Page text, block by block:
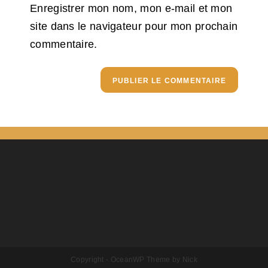
(optional)
Enregistrer mon nom, mon e-mail et mon
site dans le navigateur pour mon prochain
commentaire.
Copyright - OceanWP Theme by Nick